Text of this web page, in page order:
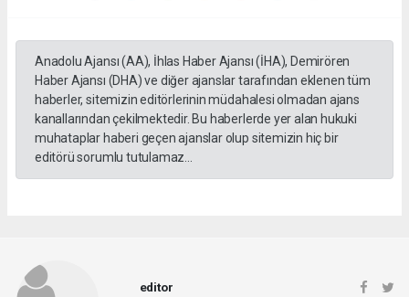
Anadolu Ajansı (AA), İhlas Haber Ajansı (İHA), Demirören
Haber Ajansı (DHA) ve diğer ajanslar tarafından eklenen tüm
haberler, sitemizin editörlerinin müdahalesi olmadan ajans
kanallarından çekilmektedir. Bu haberlerde yer alan hukuki
muhataplar haberi geçen ajanslar olup sitemizin hiç bir
editörü sorumlu tutulamaz...
editor